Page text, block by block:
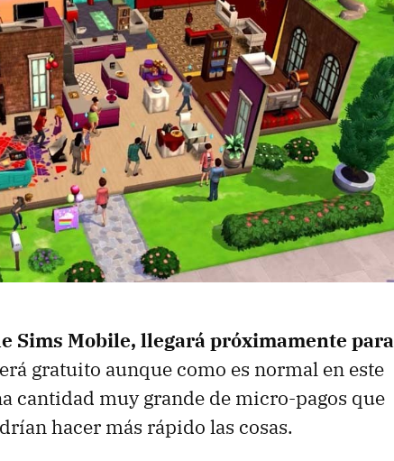
Sims Mobile, llegará próximamente para
gratuito aunque como es normal en este
cantidad muy grande de micro-pagos que
hacer más rápido las cosas.